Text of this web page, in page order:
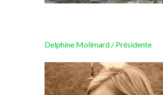
Delphine Molimard / Présidente